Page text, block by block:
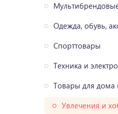
Одежда, обувь,
Спорттовары
Техника и
Товары для дома
Увлечения и